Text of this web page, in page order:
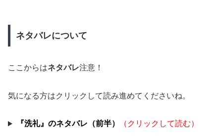
ネタバレについて
ここからはネタバレ注意！
気になる方はクリックして読み進めてくださいね。
『洗礼』のネタバレ（前半） （クリックして読む）